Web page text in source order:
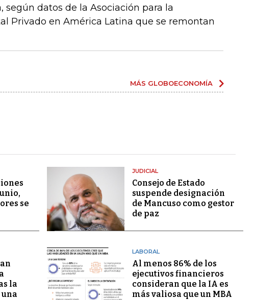
según datos de la Asociación para la
Privado en América Latina que se remontan
MÁS GLOBOECONOMÍA
se
JUDICIAL
Consejo de Estado
suspende designación
de Mancuso como gestor
de paz
la
LABORAL
Al menos 86% de los
ejecutivos financieros
consideran que la IA es
más valiosa que un MBA